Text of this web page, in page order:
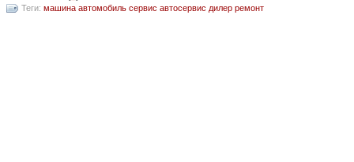
Теги: машина автомобиль сервис автосервис дилер ремонт